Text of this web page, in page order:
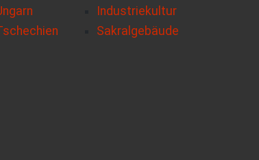
Industriekultur
Sakralgebäude